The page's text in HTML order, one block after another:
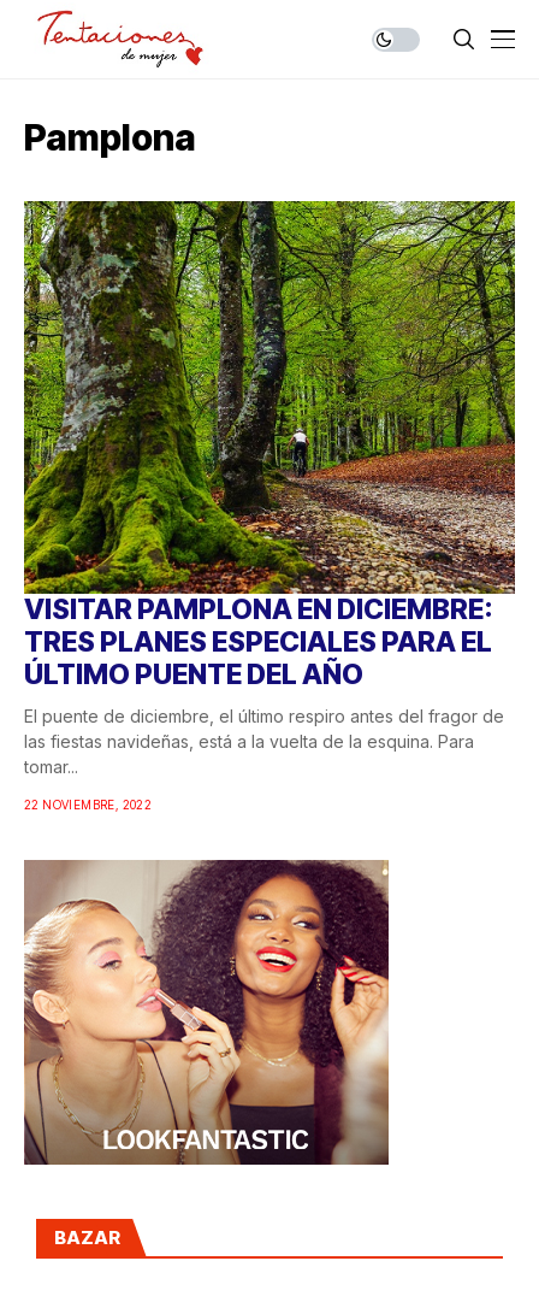
Pamplona
VISITAR PAMPLONA EN DICIEMBRE:
TRES PLANES ESPECIALES PARA EL
ÚLTIMO PUENTE DEL AÑO
El puente de diciembre, el último respiro antes del fragor de
las fiestas navideñas, está a la vuelta de la esquina. Para
tomar...
22 NOVIEMBRE, 2022
BAZAR